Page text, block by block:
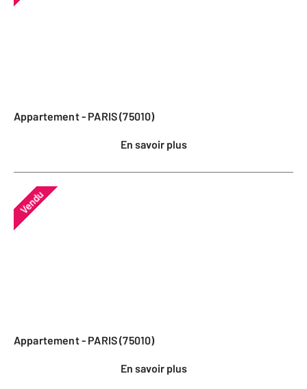
Appartement - PARIS (75010)
En savoir plus
Vendu
Appartement - PARIS (75010)
En savoir plus